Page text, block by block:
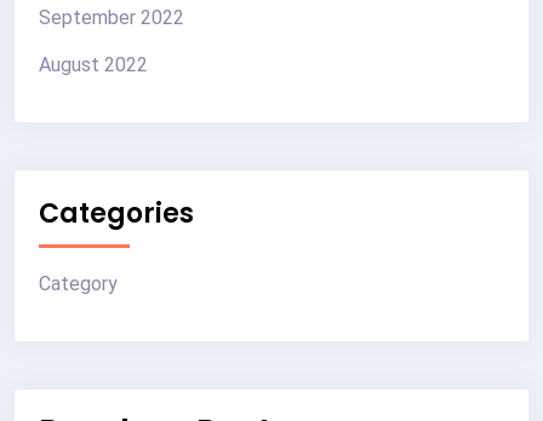
September 2022
August 2022
Categories
Category